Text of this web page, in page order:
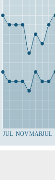
JUL NOVMARJUL